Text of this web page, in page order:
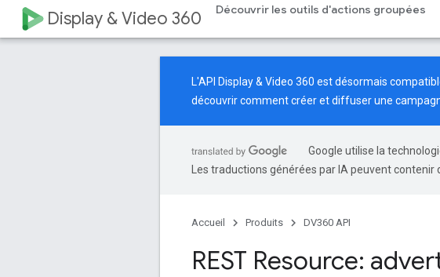
Display & Video 360 Découvrir les outils d'actions groupées
L'API Display & Video 360 est désormais
découvrir comment créer et diffuser une
Google utilise la
Les traductions générées par IA peuvent contenir
Accueil Produits DV360 API
REST Resource: